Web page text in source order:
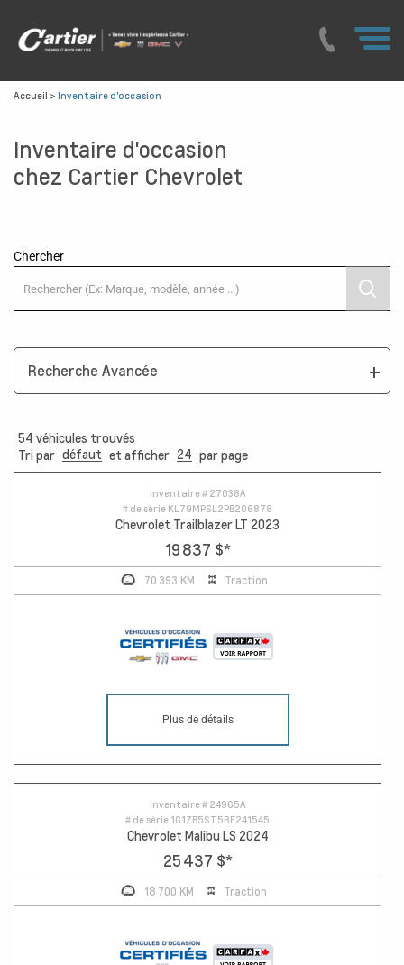
Accueil > Inventaire d'occasion
Inventaire d'occasion
chez Cartier Chevrolet
Chercher
Recherche Avancée
54 véhicules trouvés
Tri par défaut et afficher 24 par page
Inventaire # 27038A
# de série KL79MPSL2PB206878
Chevrolet Trailblazer LT 2023
19 837 $*
70 393 KM Traction
Plus de détails
Inventaire # 24965A
# de série 1G1ZB5ST5RF241545
Chevrolet Malibu LS 2024
25 437 $*
18 700 KM Traction